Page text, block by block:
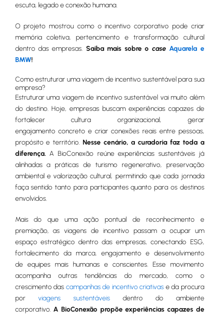
escuta, legado e conexão humana.
O projeto mostrou como o incentivo corporativo pode criar
memória coletiva, pertencimento e transformação cultural
dentro das empresas. Saiba mais sobre o case Aquarela e
BMW!
Como estruturar uma viagem de incentivo sustentável para sua
empresa?
Estruturar uma viagem de incentivo sustentável vai muito além
do destino. Hoje, empresas buscam experiências capazes de
fortalecer cultura organizacional, gerar
engajamento concreto e criar conexões reais entre pessoas,
propósito e território. Nesse cenário, a curadoria faz toda a
diferença.A BioConexão reúne experiências sustentáveis já
alinhadas a práticas de turismo regenerativo, preservação
ambiental e valorização cultural, permitindo que cada jornada
faça sentido tanto para participantes quanto para os destinos
envolvidos.
Mais do que uma ação pontual de reconhecimento e
premiação, as viagens de incentivo passam a ocupar um
espaço estratégico dentro das empresas, conectando ESG,
fortalecimento da marca, engajamento e desenvolvimento
de equipes mais humanas e conscientes. Esse movimento
acompanha outras tendências do mercado, como o
crescimento das campanhas de incentivo criativas e da procura
por viagens sustentáveisdentro do ambiente
corporativo.A BioConexão propõe experiências capazes de